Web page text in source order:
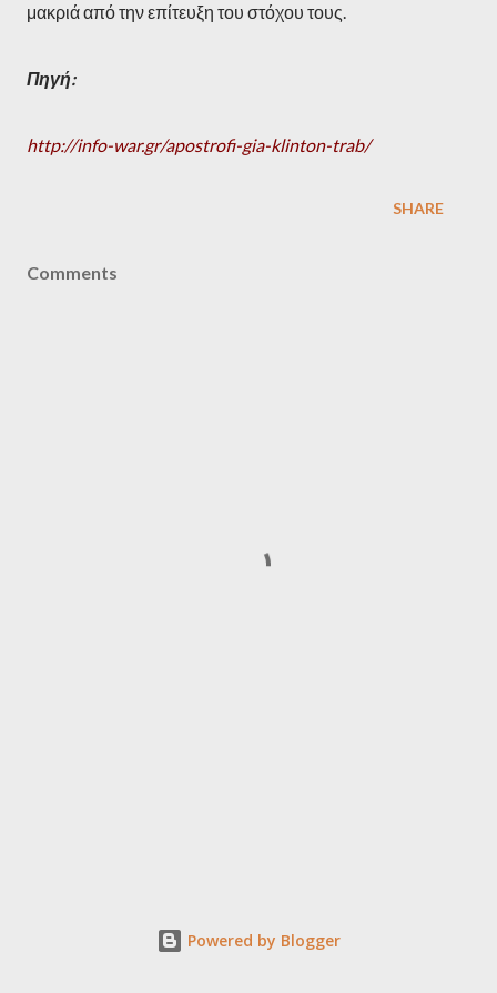
μακριά από την επίτευξη του στόχου τους.
Πηγή:
http://info-war.gr/apostrofi-gia-klinton-trab/
SHARE
Comments
Powered by Blogger